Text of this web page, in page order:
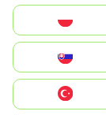
United States